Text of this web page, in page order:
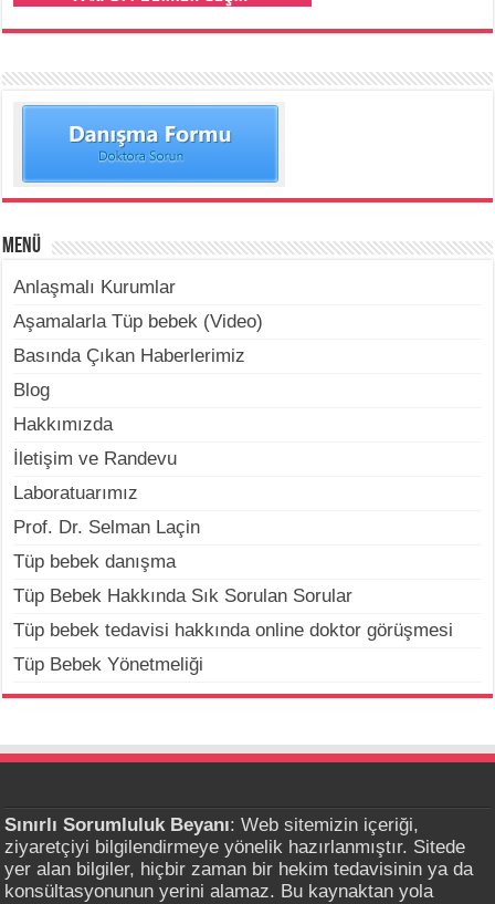
Menü
Anlaşmalı Kurumlar
Aşamalarla Tüp bebek (Video)
Basında Çıkan Haberlerimiz
Blog
Hakkımızda
İletişim ve Randevu
Laboratuarımız
Prof. Dr. Selman Laçin
Tüp bebek danışma
Tüp Bebek Hakkında Sık Sorulan Sorular
Tüp bebek tedavisi hakkında online doktor görüşmesi
Tüp Bebek Yönetmeliği
Sınırlı Sorumluluk Beyanı: Web sitemizin içeriği,
ziyaretçiyi bilgilendirmeye yönelik hazırlanmıştır. Sitede
yer alan bilgiler, hiçbir zaman bir hekim tedavisinin ya da
konsültasyonunun yerini alamaz. Bu kaynaktan yola